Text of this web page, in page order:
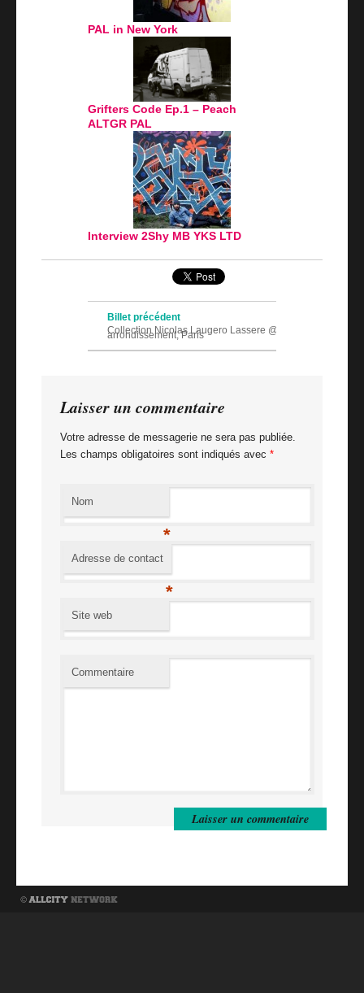
PAL in New York
Grifters Code Ep.1 – Peach
ALTGR PAL
Interview 2Shy MB YKS LTD
Billet précédent
Collection Nicolas Laugero Lassere @ Mairie du 1er
arrondissement, Paris
Laisser un commentaire
Votre adresse de messagerie ne sera pas publiée.
Les champs obligatoires sont indiqués avec *
Nom
*
Adresse de contact
*
Site web
Commentaire